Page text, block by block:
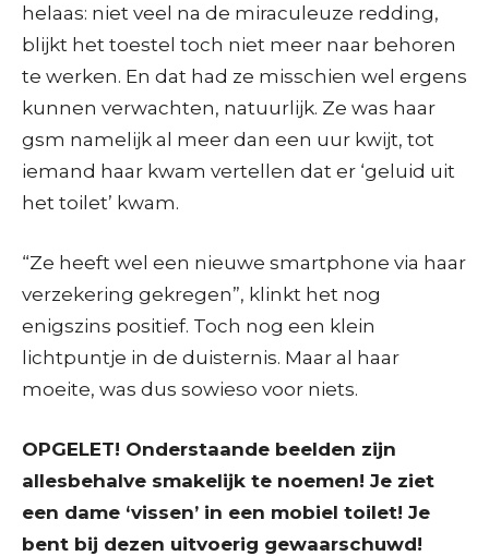
helaas: niet veel na de miraculeuze redding,
blijkt het toestel toch niet meer naar behoren
te werken. En dat had ze misschien wel ergens
kunnen verwachten, natuurlijk. Ze was haar
gsm namelijk al meer dan een uur kwijt, tot
iemand haar kwam vertellen dat er ‘geluid uit
het toilet’ kwam.
“Ze heeft wel een nieuwe smartphone via haar
verzekering gekregen”, klinkt het nog
enigszins positief. Toch nog een klein
lichtpuntje in de duisternis. Maar al haar
moeite, was dus sowieso voor niets.
OPGELET! Onderstaande beelden zijn
allesbehalve smakelijk te noemen! Je ziet
een dame ‘vissen’ in een mobiel toilet! Je
bent bij dezen uitvoerig gewaarschuwd!